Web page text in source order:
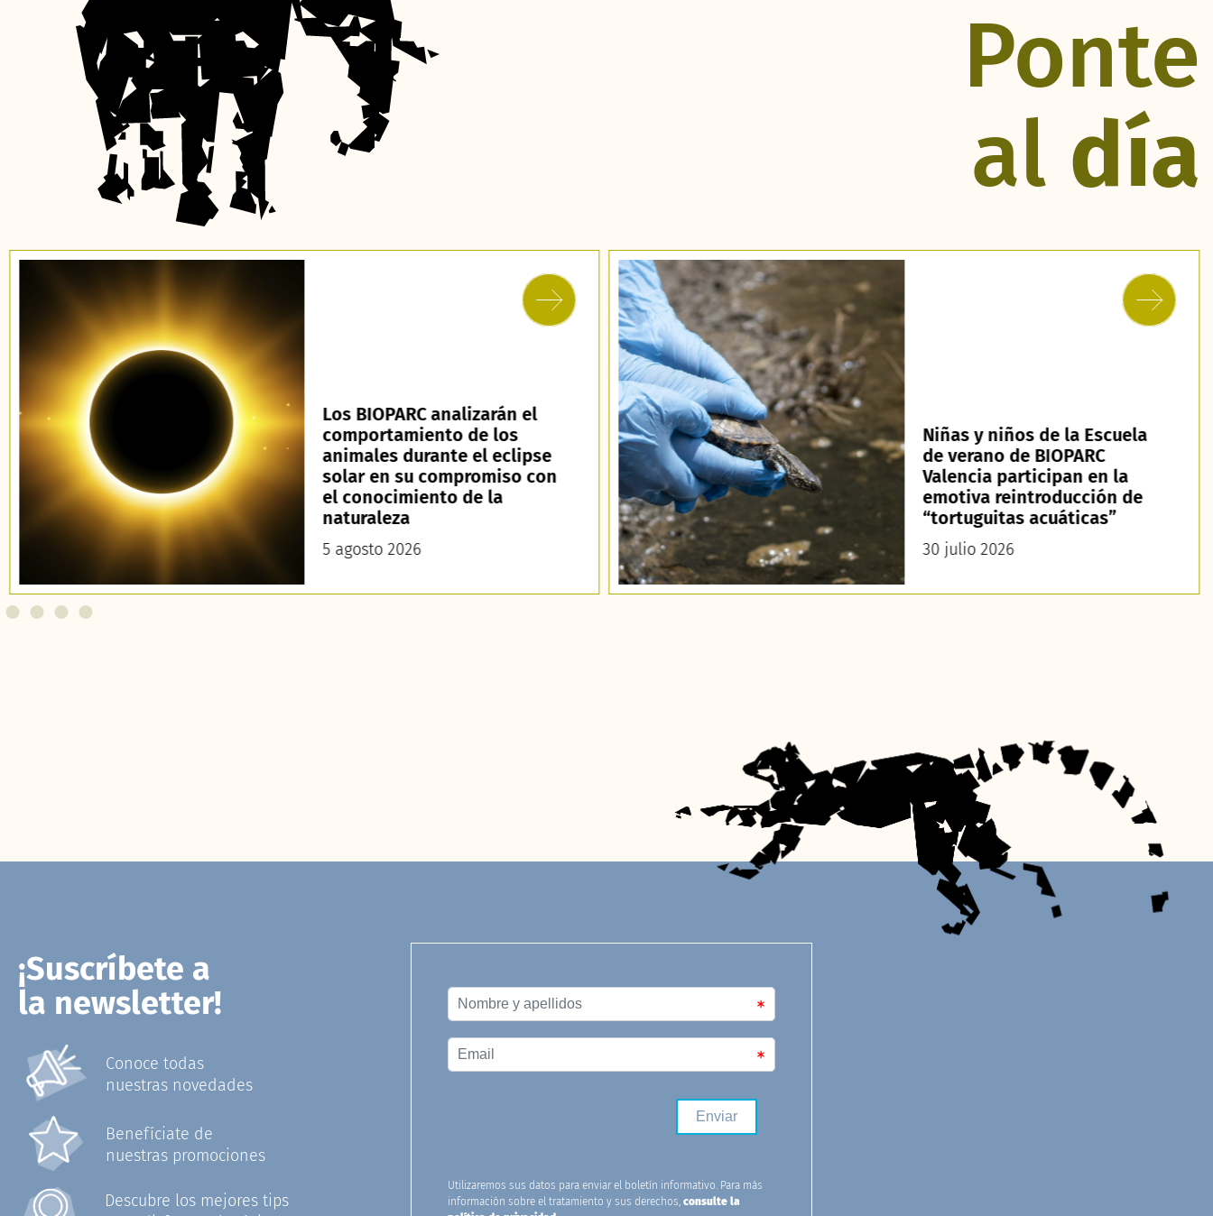
Ponte
al día
Los BIOPARC analizarán el
comportamiento de los
animales durante el eclipse
solar en su compromiso con
el conocimiento de la
naturaleza
5 agosto 2026
Niñas y niños de la Escuela
de verano de BIOPARC
Valencia participan en la
emotiva reintroducción de
“tortuguitas acuáticas”
30 julio 2026
¡Suscríbete a
la newsletter!
Conoce todas
nuestras novedades
Benefíciate de
nuestras promociones
Descubre los mejores tips
Utilizaremos sus datos para enviar el boletín informativo. Para más
información sobre el tratamiento y sus derechos, consulte la